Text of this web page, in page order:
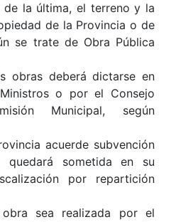
la última, el terreno y la
de la Provincia o de
se trate de Obra Pública
obras deberá dictarse en
o por el Consejo
Municipal, según
acuerde subvención
sometida en su
por repartición
sea realizada por el